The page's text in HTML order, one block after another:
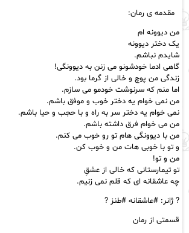
مقدمه ی رمان:
من دیوونه ام
یک دختر دیوونه
شایدم نباشم.
گاهی ادما خودشونو می زنن به دیوونگی!
زندگی من پوچ و خالی از گرما بود.
اما منم که سرنوشت خودمو می سازم.
من نمی خوام یه دختر خوب و موفق باشم.
نمی خوام یه دختر سر به راه و با حجب و حیا باشم.
من می خوام فرق داشته باشم.
من با دیوونگی هام تو رو خوب می کنم.
و تو با خوبی هات من و خوب کن.
من و تو!
تو تیمارستانی که خالی از عشقِ
چه عاشقانه ای که قلم نمی زنیم.
? ژانر: #عاشقانه #طنز ?
قسمتی از رمان